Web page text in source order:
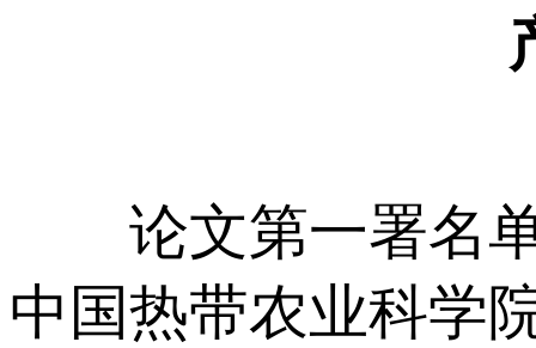
论文第一署名单
中国热带农业科学